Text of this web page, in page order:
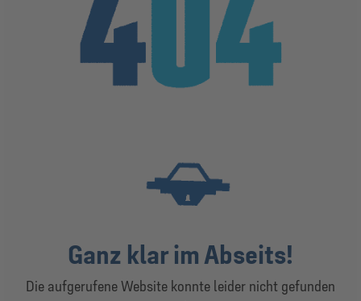
Ganz klar im Abseits!
Die aufgerufene Website konnte leider nicht gefunden